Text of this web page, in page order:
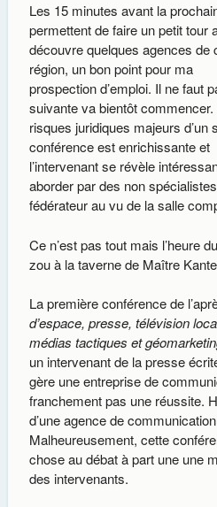
Les 15 minutes avant la
permettent de faire un petit tour
découvre quelques agences de
région, un bon point pour ma
prospection d’emploi. Il ne faut
suivante va bientôt
risques juridiques majeurs d’un
conférence est enrichissante et
l’intervenant se révèle
aborder par des non
fédérateur au vu de la salle
Ce n’est pas tout mais l’heure
zou à la taverne de Maître
La première conférence de
d’espace, presse, télévision
médias tactiques et
un intervenant de la presse
gère une entreprise de
franchement pas une réussite.
d’une agence de
Malheureusement, cette
chose au débat à part une une
des intervenants.